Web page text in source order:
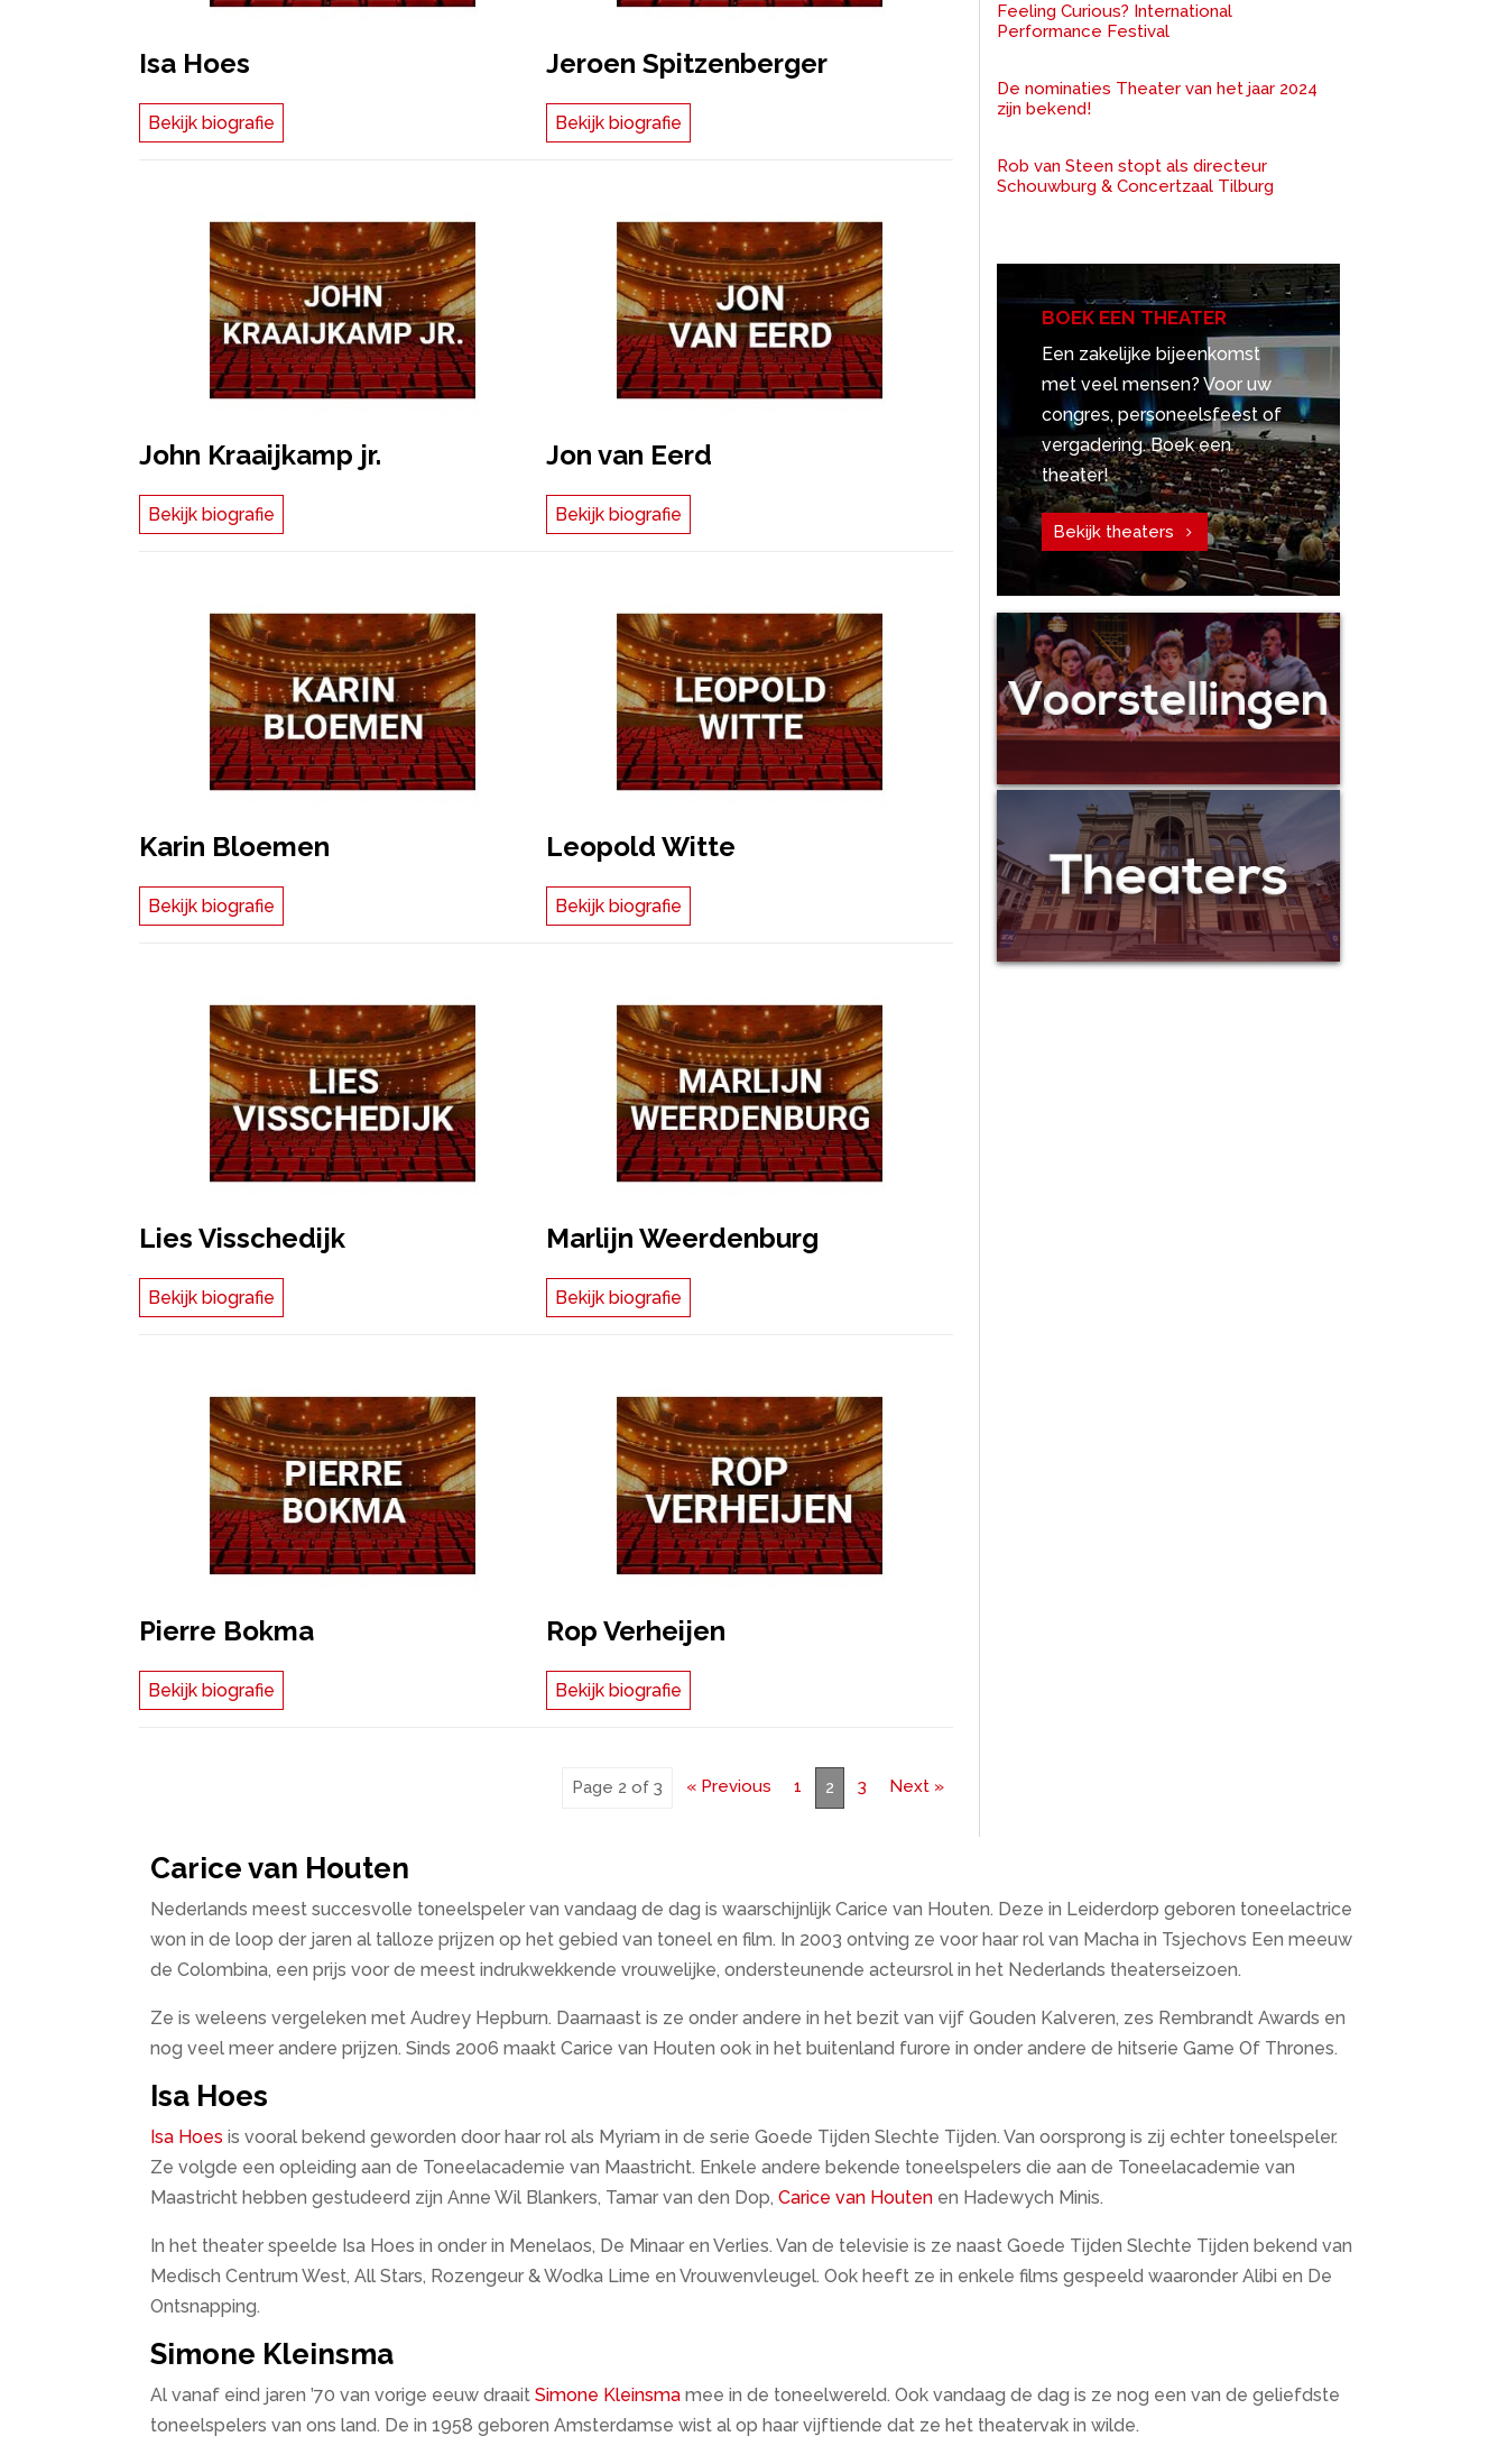
Isa Hoes
Bekijk biografie
Jeroen Spitzenberger
Bekijk biografie
John Kraaijkamp jr.
Bekijk biografie
Jon van Eerd
Bekijk biografie
Karin Bloemen
Bekijk biografie
Leopold Witte
Bekijk biografie
Lies Visschedijk
Bekijk biografie
Marlijn Weerdenburg
Bekijk biografie
Pierre Bokma
Bekijk biografie
Rop Verheijen
Bekijk biografie
Page 2 of 3 « Previous 1 2 3 Next »
Feeling Curious? International
Performance Festival
De nominaties Theater van het jaar 2024
zijn bekend!
Rob van Steen stopt als directeur
Schouwburg & Concertzaal Tilburg
BOEK EEN THEATER
Een zakelijke bijeenkomst
met veel mensen? Voor uw
congres, personeelsfeest of
vergadering. Boek een
theater!
Bekijk theaters
Carice van Houten
Nederlands meest succesvolle toneelspeler van vandaag de dag is waarschijnlijk Carice van Houten. Deze in Leiderdorp geboren toneelactrice
won in de loop der jaren al talloze prijzen op het gebied van toneel en film. In 2003 ontving ze voor haar rol van Macha in Tsjechovs Een meeuw
de Colombina, een prijs voor de meest indrukwekkende vrouwelijke, ondersteunende acteursrol in het Nederlands theaterseizoen.
Ze is weleens vergeleken met Audrey Hepburn. Daarnaast is ze onder andere in het bezit van vijf Gouden Kalveren, zes Rembrandt Awards en
nog veel meer andere prijzen. Sinds 2006 maakt Carice van Houten ook in het buitenland furore in onder andere de hitserie Game Of Thrones.
Isa Hoes
Isa Hoes is vooral bekend geworden door haar rol als Myriam in de serie Goede Tijden Slechte Tijden. Van oorsprong is zij echter toneelspeler.
Ze volgde een opleiding aan de Toneelacademie van Maastricht. Enkele andere bekende toneelspelers die aan de Toneelacademie van
Maastricht hebben gestudeerd zijn Anne Wil Blankers, Tamar van den Dop,Carice van Houten en Hadewych Minis.
In het theater speelde Isa Hoes in onder in Menelaos, De Minaar en Verlies. Van de televisie is ze naast Goede Tijden Slechte Tijden bekend van
Medisch Centrum West, All Stars, Rozengeur & Wodka Lime en Vrouwenvleugel. Ook heeft ze in enkele films gespeeld waaronder Alibi en De
Ontsnapping.
Simone Kleinsma
Al vanaf eind jaren ’70 van vorige eeuw draaitSimone Kleinsma mee in de toneelwereld. Ook vandaag de dag is ze nog een van de geliefdste
toneelspelers van ons land. De in 1958 geboren Amsterdamse wist al op haar vijftiende dat ze het theatervak in wilde.